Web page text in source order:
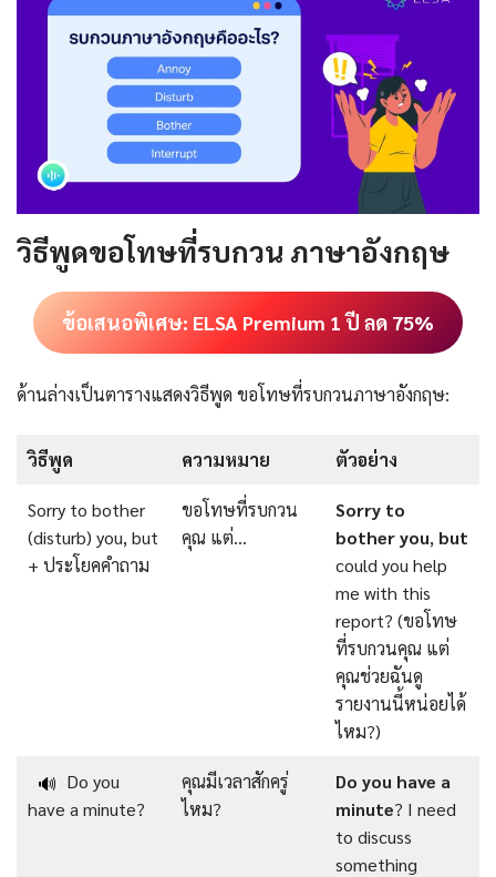
วิธีพูดขอโทษที่รบกวน ภาษาอังกฤษ
ข้อเสนอพิเศษ: ELSA Premium 1 ปี ลด 75%
ด้านล่างเป็นตารางแสดงวิธีพูด ขอโทษที่รบกวนภาษาอังกฤษ:
วิธีพูด ความหมาย ตัวอย่าง
Sorry to bother
(disturb) you, but
+ ประโยคคำถาม
ขอโทษที่รบกวน
คุณ แต่…
Sorry to
bother you, but
could you help
me with this
report? (ขอโทษ
ที่รบกวนคุณ แต่
คุณช่วยฉันดู
รายงานนี้หน่อยได้
ไหม?)
🔊 Do you
have a minute?
คุณมีเวลาสักครู่
ไหม?
Do you have a
minute? I need
to discuss
something